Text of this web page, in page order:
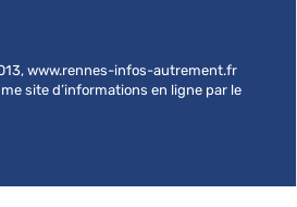
www.rennes-infos-autrement.fr
site d’informations en ligne par le